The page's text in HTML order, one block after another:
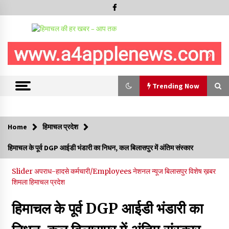
Trending Now
रूपी भावा वन्यजीव अभयारण्य में फिर दिखा जंगलों का ‘खामोश पहरेदार’, दुर्लभ
हिमालयन “सीरो” कैमरे में कैद
06/08/2026
Home हिमाचल प्रदेश
हिमाचल के पूर्व DGP आईडी भंडारी का निधन, कल बिलासपुर में अंतिम संस्कार
Sliderअपराध-हादसेकर्मचारी/Employeesनेशनल न्यूजबिलासपुरविशेष ख़बर
शिमलाहिमाचल प्रदेश
हिमाचल के पूर्व DGP आईडी भंडारी का